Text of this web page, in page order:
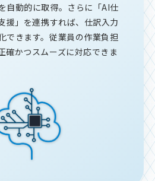
自動的に取得。さらに「AI仕
援」を連携すれば、仕訳入力
できます。従業員の作業負担
確かつスムーズに対応できま